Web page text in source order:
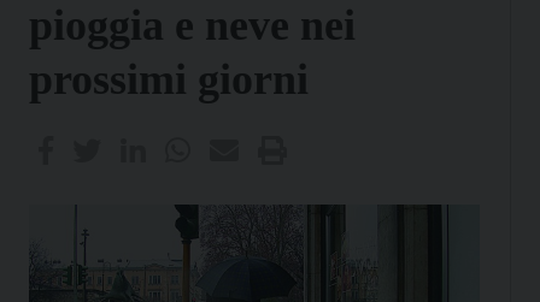
pioggia e neve nei
prossimi giorni